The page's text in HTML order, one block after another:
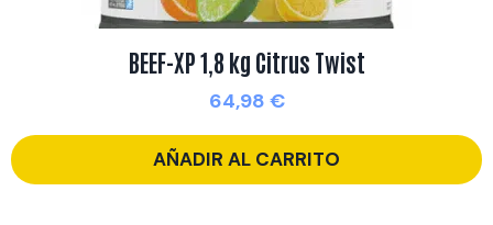
BEEF-XP 1,8 kg Citrus Twist
64,98 €
AÑADIR AL CARRITO